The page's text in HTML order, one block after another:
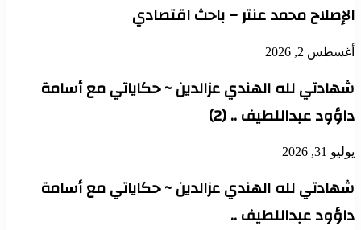
الإصلاح محمد عنتر – باحث اقتصادي
أغسطس 2, 2026
شهادتي لله الهندي عزالدين ~ حكاياتي مع أسامة
داؤود عبداللطيف .. (2)
يوليو 31, 2026
شهادتي لله الهندي عزالدين ~ حكاياتي مع أسامة
داؤود عبداللطيف ..